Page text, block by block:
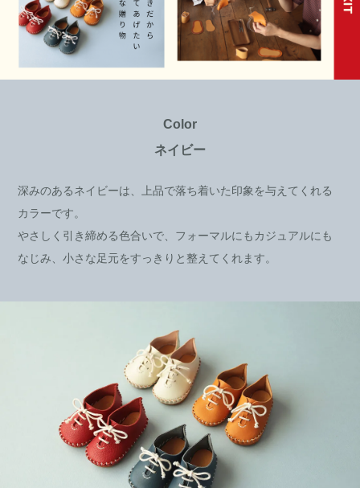
Color
ネイビー
深みのあるネイビーは、上品で落ち着いた印象を与えてくれる
カラーです。
やさしく引き締める色合いで、フォーマルにもカジュアルにも
なじみ、小さな足元をすっきりと整えてくれます。